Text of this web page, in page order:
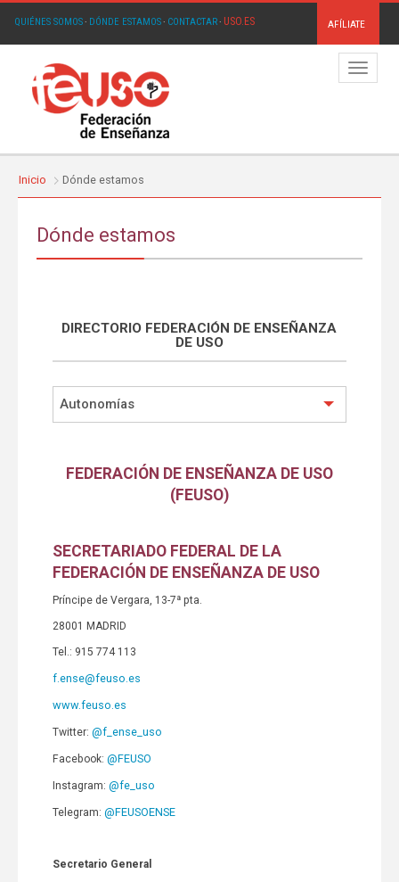
QUIÉNES SOMOS· DÓNDE ESTAMOS· CONTACTAR· USO.ES AFÍLIATE
Menú
Inicio Dónde estamos
Dónde estamos
DIRECTORIO FEDERACIÓN DE ENSEÑANZA
DE USO
Autonomías
FEDERACIÓN DE ENSEÑANZA DE USO
(FEUSO)
SECRETARIADO FEDERAL DE LA
FEDERACIÓN DE ENSEÑANZA DE USO
Príncipe de Vergara, 13-7ª pta.
28001 MADRID
Tel.: 915 774 113
f.ense@feuso.es
www.feuso.es
Twitter: @f_ense_uso
Facebook: @FEUSO
Instagram: @fe_uso
Telegram: @FEUSOENSE
Secretario General